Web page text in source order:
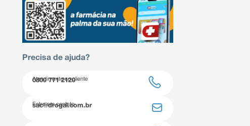
Precisa de ajuda?
Atendimento ao cliente
0800 771 2120
Entre em contato
sac@drogal.com.br